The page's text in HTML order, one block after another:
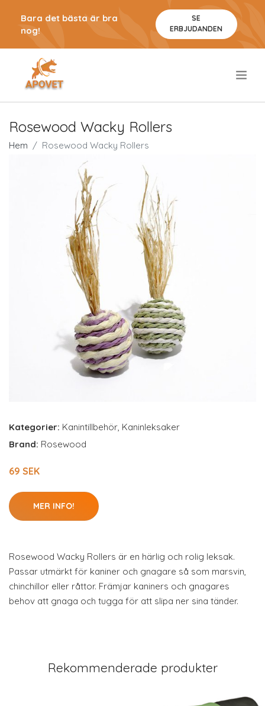
Bara det bästa är bra
nog!
SE
ERBJUDANDEN
Rosewood Wacky Rollers
Hem Rosewood Wacky Rollers
Kategorier: Kanintillbehör, Kaninleksaker
Brand: Rosewood
69 SEK
MER INFO!
Rosewood Wacky Rollers är en härlig och rolig leksak.
Passar utmärkt för kaniner och gnagare så som marsvin,
chinchillor eller råttor. Främjar kaniners och gnagares
behov att gnaga och tugga för att slipa ner sina tänder.
Rekommenderade produkter